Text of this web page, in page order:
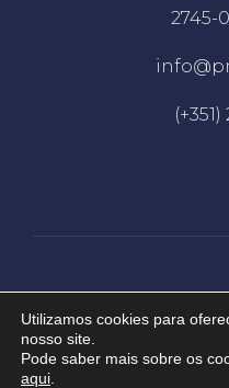
2745-
(+351)
2026 ©
Utilizamos cookies para
nosso site.
Pode saber mais sobre os
aqui